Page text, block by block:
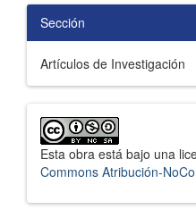
Sección
Artículos de Investigación
Esta obra está bajo una
Commons Atribución-